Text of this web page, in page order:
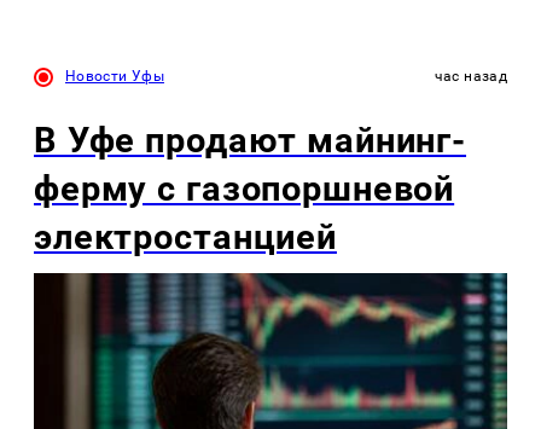
Новости Уфы час назад
В Уфе продают майнинг-
ферму с газопоршневой
электростанцией